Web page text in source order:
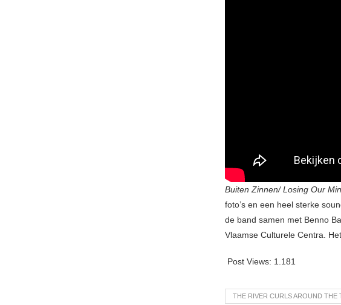
Buiten Zinnen/ Losing Our
foto’s en een heel sterke
de band samen met Benno
Vlaamse Culturele Centra.
Post Views: 1.181
THE RIVER CURLS AROUND THE